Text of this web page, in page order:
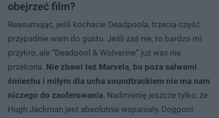
obejrzeć film?
Reasumując, jeśli kochacie Deadpoola, trzecia część
przypadnie wam do gustu. Jeśli zaś nie, to bardzo mi
przykro, ale “Deadpool & Wolverine” już was nie
przekona. Nie zbawi też Marvela, bo poza salwami
śmiechu i miłym dla ucha soundtrackiem nie ma nam
niczego do zaoferowania. Nadmienię jeszcze tylko, że
Hugh Jackman jest absolutnie wspaniały, Dogpool